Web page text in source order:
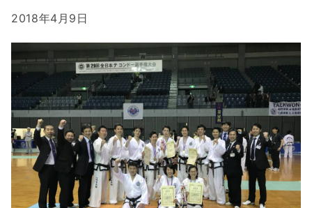
2018年4月9日